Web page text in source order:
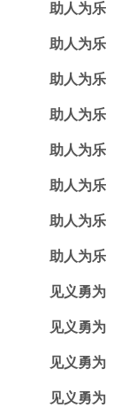
助人为乐
助人为乐
助人为乐
助人为乐
助人为乐
助人为乐
助人为乐
助人为乐
见义勇为
见义勇为
见义勇为
见义勇为